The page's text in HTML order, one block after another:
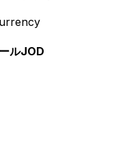
ルJOD